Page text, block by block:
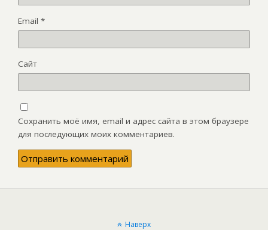
Email *
Сайт
Сохранить моё имя, email и адрес сайта в этом браузере
для последующих моих комментариев.
Наверх